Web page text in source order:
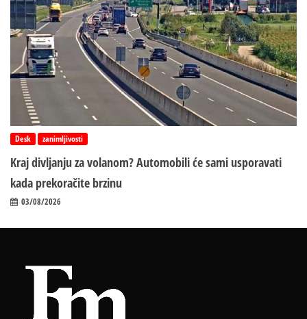
Desk zanimljivosti
Kraj divljanju za volanom? Automobili će sami usporavati
kada prekoračite brzinu
03/08/2026